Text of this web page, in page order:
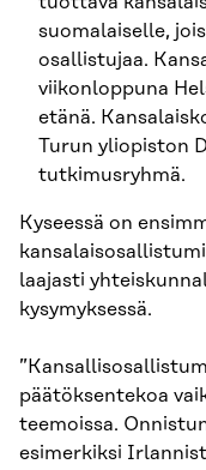
suomalaiselle,
osallistujaa.
viikonloppuna
etänä.
Turun yliopiston
tutkimusryhmä.
Kyseessä on
laajasti
kysymyksessä.
päätöksentekoa
teemoissa.
esimerkiksi